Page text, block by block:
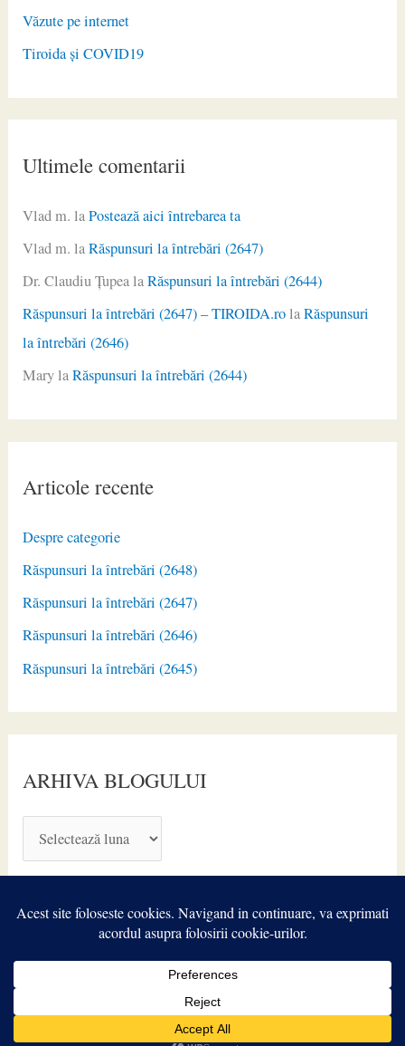
Văzute pe internet
Tiroida și COVID19
Ultimele comentarii
Vlad m. laPostează aici întrebarea ta
Vlad m. laRăspunsuri la întrebări (2647)
Dr. Claudiu ŢupealaRăspunsuri la întrebări (2644)
Răspunsuri la întrebări (2647) – TIROIDA.rolaRăspunsuri
la întrebări (2646)
MarylaRăspunsuri la întrebări (2644)
Articole recente
Despre categorie
Răspunsuri la întrebări (2648)
Răspunsuri la întrebări (2647)
Răspunsuri la întrebări (2646)
Răspunsuri la întrebări (2645)
ARHIVA BLOGULUI
R
I
TIROIDA.ro| Powered by
Theme